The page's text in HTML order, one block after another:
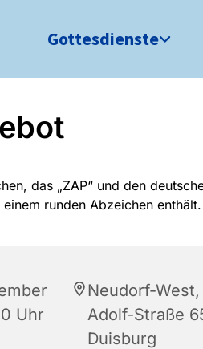
Gottesdienste
Uhr
Neudorf-
Adolf-Straße
Duisburg